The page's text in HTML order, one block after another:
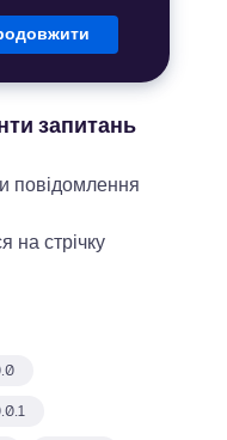
запитань
повідомлення
на стрічку